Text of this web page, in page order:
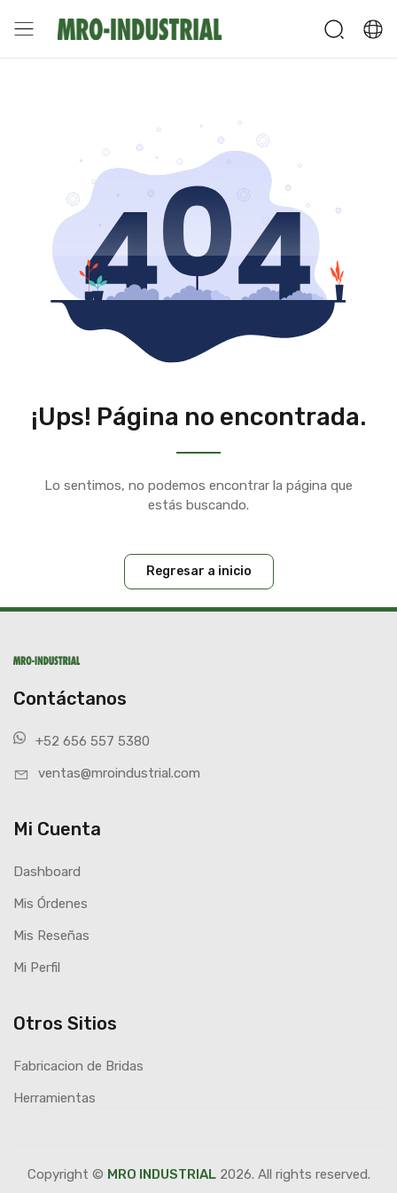
¡Ups! Página no encontrada.
Lo sentimos, no podemos encontrar la página que
estás buscando.
Regresar a inicio
Contáctanos
+52 656 557 5380
ventas@mroindustrial.com
Mi Cuenta
Dashboard
Mis Órdenes
Mis Reseñas
Mi Perfil
Otros Sitios
Fabricacion de Bridas
Herramientas
Copyright © MRO INDUSTRIAL2026. All rights reserved.